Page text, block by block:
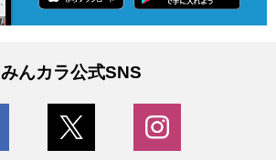
みんカラ公式SNS